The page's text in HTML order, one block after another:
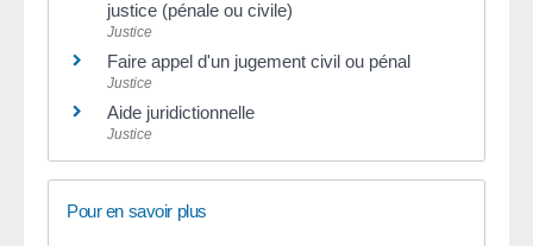
justice (pénale ou civile)
Justice
Faire appel d'un jugement civil ou pénal
Justice
Aide juridictionnelle
Justice
Pour en savoir plus